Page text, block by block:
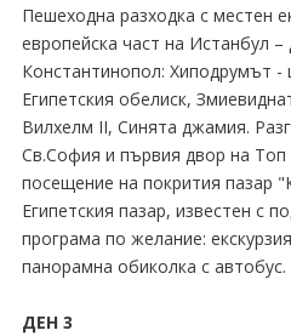
Пешеходна разходка с местен
европейска част на Истанбул –
Константинопол: Хиподрумът -
Египетския обелиск,
Вилхелм II, Синята джамия.
Св.София и първия двор на
посещение на покрития пазар
Египетския пазар, известен с
програма по желание:
панорамна обиколка с
ДЕН 3